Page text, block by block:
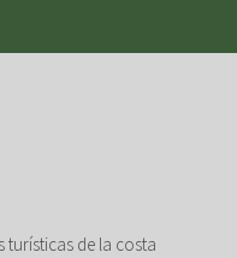
turísticas de la costa